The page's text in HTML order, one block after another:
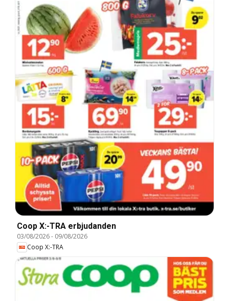
Coop X:-TRA erbjudanden
03/08/2026- 09/08/2026
Coop X:-TRA